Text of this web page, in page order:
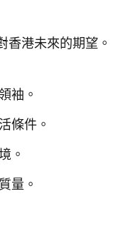
香港未來的期望。
袖。
條件。
。
量。